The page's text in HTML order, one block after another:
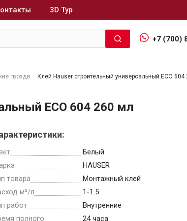
гвозди Клей Hauser строительный универсальный ECO 604
ECO 604 260 мл
Белый
HAUSER
товара
Монтажный клей
м²/л
1-1.5
работ
Внутренние
полного
24 часа
3D Тур
+7 (700)
жидкие гвозди
5